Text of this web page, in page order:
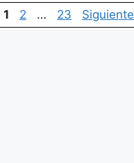
Página
1 Página
2 … Página
23 Siguiente